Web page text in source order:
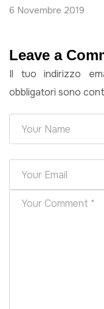
6 Novembre 2019
Leave a
Il tuo indirizzo
obbligatori sono